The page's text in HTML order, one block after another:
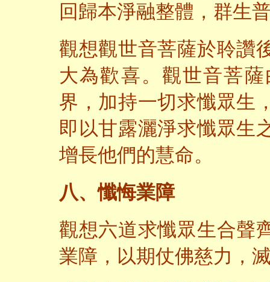
回歸本淨融整體，群生
觀想觀世音菩薩於聆讚
大為歡喜。觀世音菩
界，加持一切求懺眾生
即以甘露灑淨求懺眾生
增長他們的慧命。
八、懺悔業障
觀想六道求懺眾生合聲
業障，以期仗佛慈力，